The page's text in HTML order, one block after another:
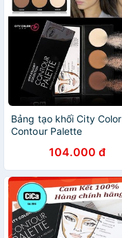
Bảng tạo khối City Color
Contour Palette
104.000 đ